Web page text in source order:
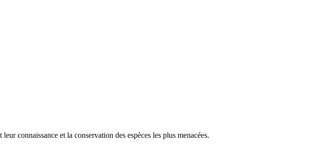
connaissance et la conservation des espèces les plus menacées.